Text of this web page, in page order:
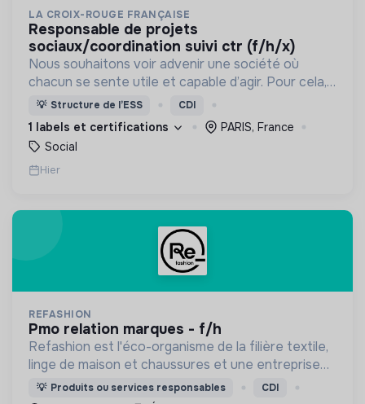
LA CROIX-ROUGE FRANÇAISE
responsable de projets
sociaux/coordination suivi ctr (f/h/x)
Nous souhaitons voir advenir une société où
chacun se sente utile et capable d’agir. Pour cela,
nous proposons des moyens et des lieux
d’engagement innovants et adaptés à tous.
💡 Structure de l’ESS CDI
1 labels et certifications
PARIS, France
Social
Hier
REFASHION
pmo relation marques - f/h
Refashion est l'éco-organisme de la filière textile,
linge de maison et chaussures et une entreprise
privée à but non lucratif, agréée, depuis 2009, par
le Ministère de la Transition écologique.
💡 Produits ou services responsables CDI